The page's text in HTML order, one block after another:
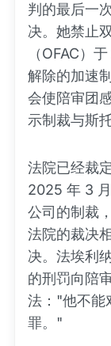
判的最后一
决。她禁止
（OFAC）
解除的加速
会使陪审团
示制裁与斯
法院已经裁
2025 年 3
公司的制裁
法院的裁决
决。法埃利
的刑罚向陪
法："他不能
罪。"